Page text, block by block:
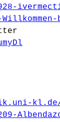
kl.de/s/